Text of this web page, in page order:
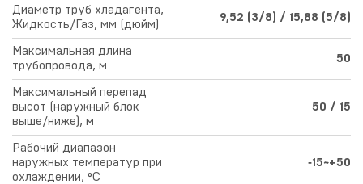
Диаметр труб хладагента,
Жидкость/Газ, мм (дюйм)
9,52 (3/8) / 15,88 (5/8)
Максимальная длина
трубопровода, м
50
Максимальный перепад
высот (наружный блок
выше/ниже), м
50 / 15
Рабочий диапазон
наружных температур при
охлаждении, °С
‑15~+50